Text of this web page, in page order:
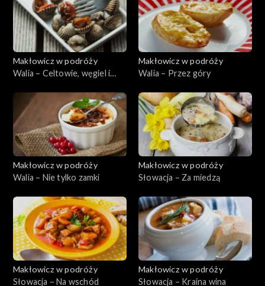
Makłowicz w podróży
Walia – Celtowie, węgiel i
Makłowicz w podróży
Walia – Przez góry
Makłowicz w podróży
Walia – Nie tylko zamki
Makłowicz w podróży
Słowacja – Za miedzą
Makłowicz w podróży
Słowacja – Na wschód
Makłowicz w podróży
Słowacja – Kraina wina